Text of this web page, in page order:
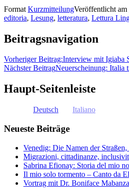
Format KurzmitteilungVeröffentlicht am
editoria, Lesung, letteratura, Lettura
Beitragsnavigation
Vorheriger Beitrag:Interview mit Igiaba
Nächster BeitragNeuerscheinung: Italia
Haupt-Seitenleiste
Deutsch Italiano
Neueste Beiträge
Venedig: Die Namen der
Migrazioni, cittadinanze,
Sabrina Efionay: Storia del mio
Il mio solo tormento – Canto da
Vortrag mit Dr. Boniface